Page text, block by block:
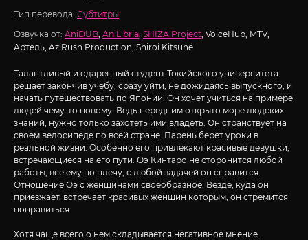
Тип перевода: Субтитры
Озвучка от: AniDUB, AniLibria, SHIZA Project, VoiceHub, MTV,
Артель, AziRush Production, Shiroi Kitsune
Талантливый и одаренный студент Токийского университета
решает закончив учебу, сразу уйти, не дожидаясь выпускного, и
начать путешествовать по Японии. Он хочет учиться на примере
людей чему-то новому. Ведь передним открыто море людских
знаний, нужно только захотеть ими владеть. Он странствует на
своем велосипеде по всей стране. Парень берет уроки в
реальной жизни. Особенно его привлекают красивые девушки,
встречающиеся на его пути. Оэ Кинтаро не сторонится любой
работы, все ему по плечу, с любой задачей он справится.
Отношение Оэ с женщинами своеобразное. Везде, куда он
приезжает, встречает красивых женщин которым, он стремится
понравиться.
Хотя чаще всего о нем складывается негативное мнение.